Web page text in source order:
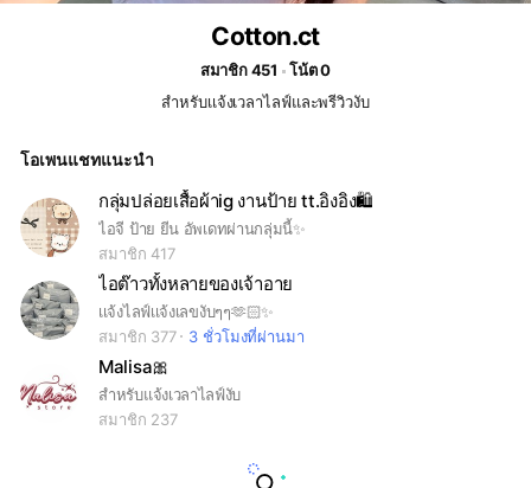
Cotton.ct
สมาชิก 451
โน้ต 0
สำหรับเเจ้งเวลาไลฟ์และพรีวิวงับ
โอเพนแชทแนะนำ
กลุ่มปล่อยเสื้อผ้าig งานป้าย tt.อิงอิง🛍
ไอจี ป้าย ยีน อัพเดทผ่านกลุ่มนี้✨️
สมาชิก 417
ไอต๊าวทั้งหลายของเจ้าอาย
เเจ้งไลฟ์เเจ้งเลขงับๆๆ🫶🏻✨
สมาชิก 377
3 ชั่วโมงที่ผ่านมา
Malisa🎀
สำหรับแจ้งเวลาไลฟ์งับ
สมาชิก 237